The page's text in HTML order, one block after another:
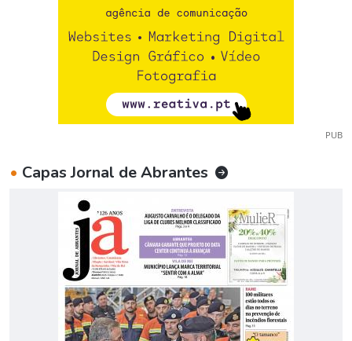
PUB
• Capas Jornal de Abrantes